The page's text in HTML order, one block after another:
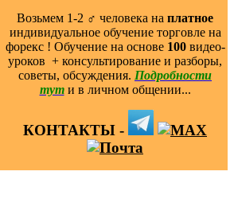
Возьмем 1-2 ‍♂️ человека на платное
индивидуальное обучение торговле на
форекс ! Обучение на основе 100видео-
уроков ️ + консультирование и разборы,
советы, обсуждения. Подробности
тут и в личном общении...
КОНТАКТЫ -